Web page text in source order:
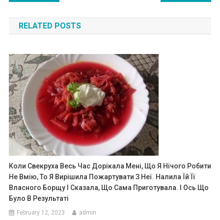
navigation
RELATED POSTS
Коли Свекруха Весь Час Дорікала Мені, Що Я Нічого Робити
Не Вмію, То Я Вирішила Пожартувати З Неї. Налила Їй Її
Власного Борщу І Сказала, Що Сама Приготувала. І Ось Що
Було В Результаті
February 12, 2023 admin